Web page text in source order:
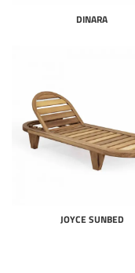
DINARA
JOYCE SUNBED